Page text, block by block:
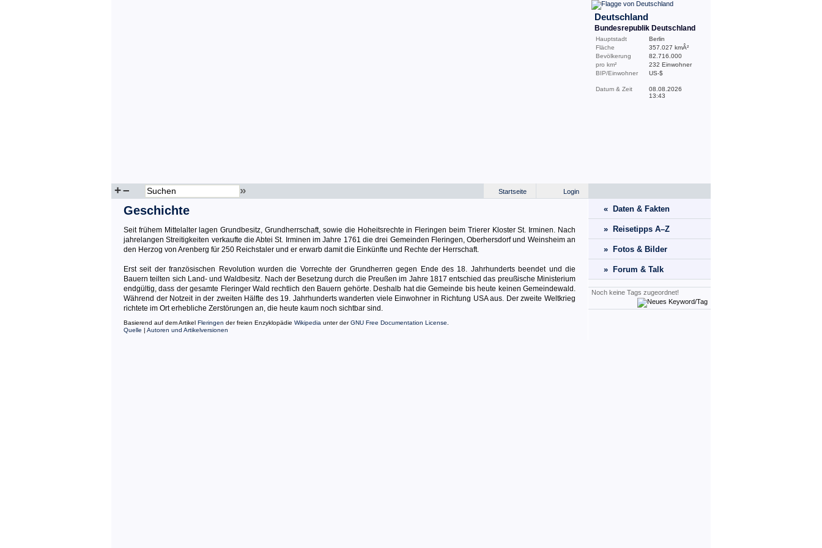
Deutschland
Bundesrepublik Deutschland
Hauptstadt
Berlin
Fläche
357.027 kmÂ²
Bevölkerung
82.716.000
pro km²
232 Einwohner
BIP/Einwohner
US-$
Datum & Zeit
08.08.2026
13:43
+– » Login
Startseite
Geschichte
Seit frühem Mittelalter lagen Grundbesitz, Grundherrschaft, sowie die Hoheitsrechte in Fleringen beim Trierer Kloster St. Irminen. Nach
jahrelangen Streitigkeiten verkaufte die Abtei St. Irminen im Jahre 1761 die drei Gemeinden Fleringen, Oberhersdorf und Weinsheim an
den Herzog von Arenberg für 250 Reichstaler und er erwarb damit die Einkünfte und Rechte der Herrschaft.
Erst seit der französischen Revolution wurden die Vorrechte der Grundherren gegen Ende des 18. Jahrhunderts beendet und die
Bauern teilten sich Land- und Waldbesitz. Nach der Besetzung durch die Preußen im Jahre 1817 entschied das preußische Ministerium
endgültig, dass der gesamte Fleringer Wald rechtlich den Bauern gehörte. Deshalb hat die Gemeinde bis heute keinen Gemeindewald.
Während der Notzeit in der zweiten Hälfte des 19. Jahrhunderts wanderten viele Einwohner in Richtung USA aus. Der zweite Weltkrieg
richtete im Ort erhebliche Zerstörungen an, die heute kaum noch sichtbar sind.
Basierend auf dem Artikel Fleringen der freien Enzyklopädie Wikipedia unter derGNU Free Documentation License
Quelle | Autoren und Artikelversionen
« Daten & Fakten
» Reisetipps A–Z
» Fotos & Bilder
» Forum & Talk
Noch keine Tags zugeordnet!